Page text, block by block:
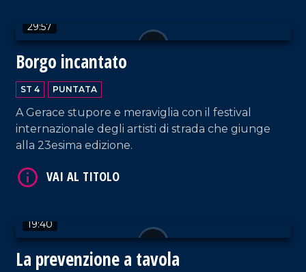
29:57
Borgo incantato
ST 4 PUNTATA
A Gerace stupore e meraviglia con il festival
internazionale degli artisti di strada che giunge
alla 23esima edizione.
19:40
La prevenzione a tavola
VAI AL TITOLO
VAI AL TITOLO